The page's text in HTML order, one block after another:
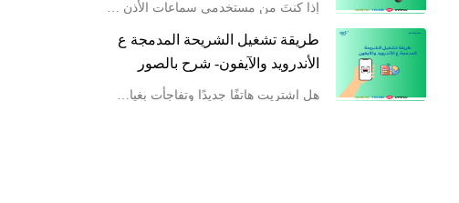
إذا كنتَ من مستخدمي سماعات الأذن اللاسلكية فغالبًا واجهت مشكلة أو أكثر مثل سماعة بلوتوث واحدة لا تعمل أو ان يكون صوت السماعة منخفض . أعطال مثل هذه ليست صدفة فرديّة، بل تقع ضمن قائمةٍ طويلة تُصنَّف كـ أكثر مشاكل السماعات شيوعًا بين المستهلكين في 2025. ويهد
طريقة تشغيل الشريحة المدمجة ع
الأندرويد والآيفون- شرح بالصور
هل اشتريت هاتفًا جديدًا وتفاجأت بغياب منفذ بطاقة SIM التقليدية؟ أو ربما سمعت عن الشريحة المدمجة eSIM لكنك لم تفهم تمامًا كيف تعمل؟ لست وحدك. طريقة تشغيل الشريحة المدمجة أصبحت من الأسئلة الشائعة بين مستخدمين الهواتف الذكية مع التطور وخصوصًا بعد أن بدأت شرك